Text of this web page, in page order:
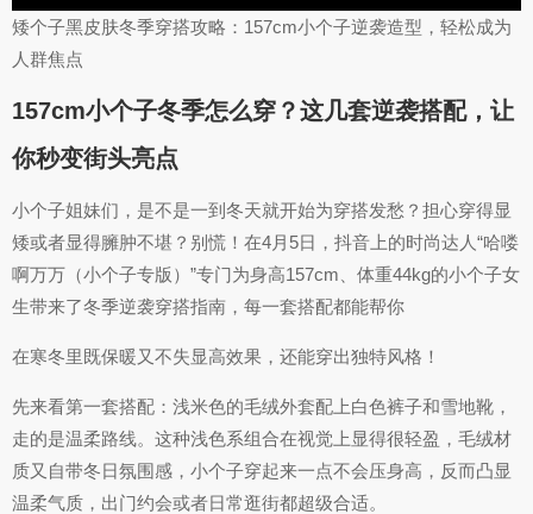
矮个子黑皮肤冬季穿搭攻略：157cm小个子逆袭造型，轻松成为
人群焦点
157cm小个子冬季怎么穿？这几套逆袭搭配，让
你秒变街头亮点
小个子姐妹们，是不是一到冬天就开始为穿搭发愁？担心穿得显
矮或者显得臃肿不堪？别慌！在4月5日，抖音上的时尚达人“哈喽
啊万万（小个子专版）”专门为身高157cm、体重44kg的小个子女
生带来了冬季逆袭穿搭指南，每一套搭配都能帮你
在寒冬里既保暖又不失显高效果，还能穿出独特风格！
先来看第一套搭配：浅米色的毛绒外套配上白色裤子和雪地靴，
走的是温柔路线。这种浅色系组合在视觉上显得很轻盈，毛绒材
质又自带冬日氛围感，小个子穿起来一点不会压身高，反而凸显
温柔气质，出门约会或者日常逛街都超级合适。